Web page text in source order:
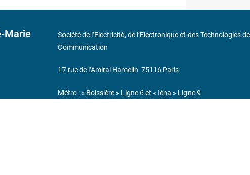
Marie
Société de l’Electricité, de l’Electronique et des Technologies
Communication
17 rue de l’Amiral Hamelin 75116 Paris
Métro : « Boissière » Ligne 6 et « Iéna » Ligne 9